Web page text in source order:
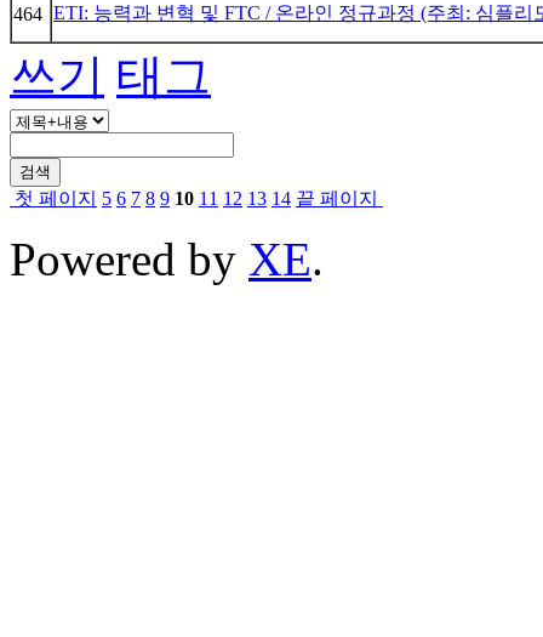
464 ETI: 능력과 변혁 및 FTC / 온라인 정규과정 (주최: 심플
쓰기 태그
검색
첫 페이지 5 6 7 8 9 10 11 12 13 14 끝 페이지
Powered by XE.